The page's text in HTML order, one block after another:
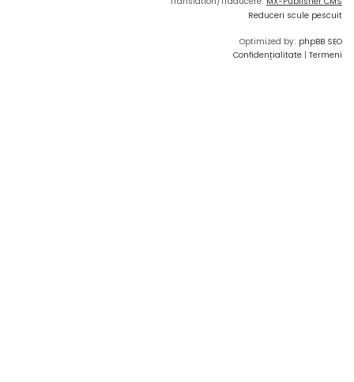
Reduceri scule pescuit
Optimized by: phpBB SEO
Confidențialitate | Termeni